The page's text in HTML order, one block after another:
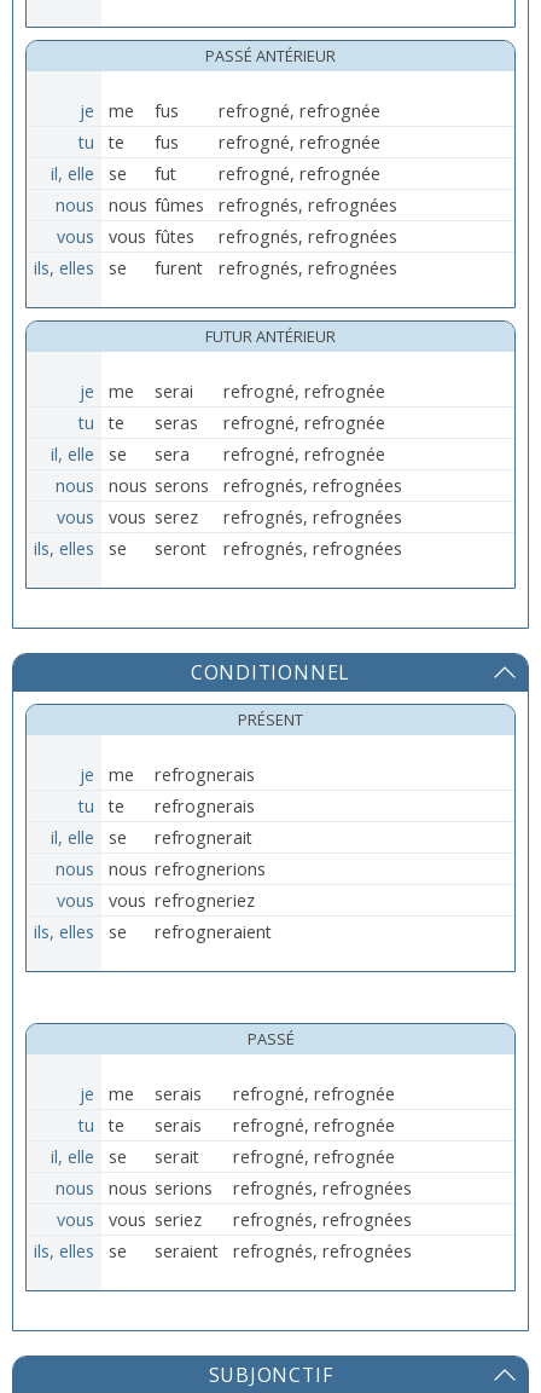
PASSÉ ANTÉRIEUR
je me fus
refrogné, refrognée
tu
te fus
refrogné, refrognée
il, elle
se fut
refrogné, refrognée
nous
nous fûmes
refrognés, refrognées
vous
vous fûtes
refrognés, refrognées
ils, elles
se furent refrognés, refrognées
FUTUR ANTÉRIEUR
je me serai
refrogné, refrognée
tu
te seras
refrogné, refrognée
il, elle
se sera
refrogné, refrognée
nous
nous serons
refrognés, refrognées
vous
vous serez
refrognés, refrognées
ils, elles
se seront refrognés, refrognées
CONDITIONNEL
PRÉSENT
je me
refrognerais
tu
te
refrognerais
il, elle
se
refrognerait
nous
nous refrognerions
vous
vous refrogneriez
ils, elles
se refrogneraient
PASSÉ
je me serais
refrogné, refrognée
tu
te serais
refrogné, refrognée
il, elle
se serait
refrogné, refrognée
nous
nous serions
refrognés, refrognées
vous
vous seriez
refrognés, refrognées
ils, elles
se seraient refrognés, refrognées
SUBJONCTIF